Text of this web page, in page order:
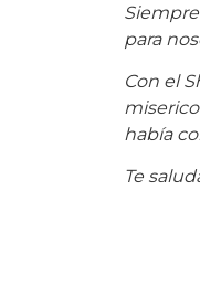
para
Con el
había
Te